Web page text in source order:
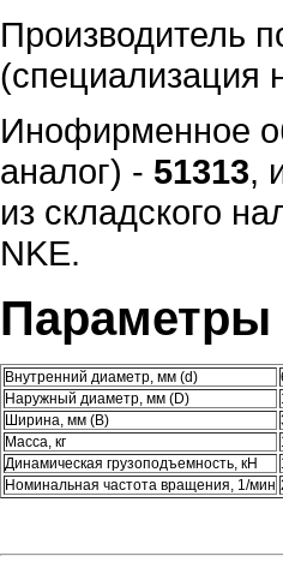
Производитель
(специализация
Инофирменное
аналог) - 51313,
из складского
NKE.
Параметры
Внутренний диаметр, мм (d)
Наружный диаметр, мм (D)
Ширина, мм (B)
Масса, кг
Динамическая грузоподъемность, кН
Номинальная частота вращения, 1/мин